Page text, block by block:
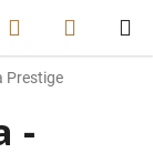
Hľadať
KOŠÍK
Prestige
-